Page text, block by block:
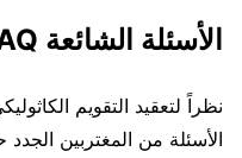
الأسئلة الشائعة FAQ
نظراً لتعقيد التقويم
الأسئلة من المغتربين